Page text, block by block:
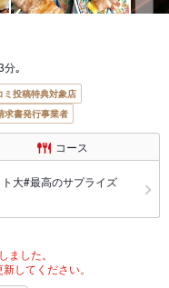
｡
ミ投稿特典対象店
求書発行事業者
コース
大#最高のサプライズ
ました。
してください。